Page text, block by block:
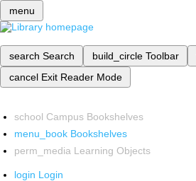
menu
search Search build_circle Toolbar
cancel Exit Reader Mode
school Campus Bookshelves
menu_book Bookshelves
perm_media Learning Objects
login Login